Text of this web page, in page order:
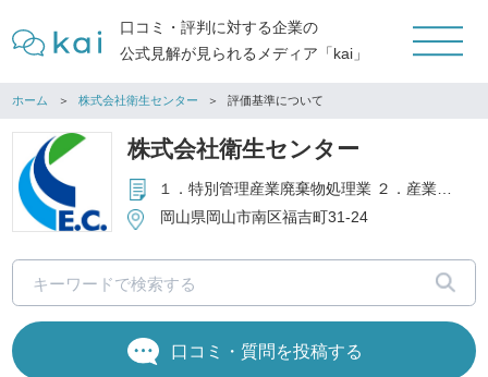
口コミ・評判に対する企業の
公式見解が見られるメディア「kai」
ホーム 株式会社衛生センター 評価基準について
株式会社衛生センター
１．特別管理産業廃棄物処理業 ２．産業廃棄物処理業 ３．前各号に附帯する一切の業務
岡山県岡山市南区福吉町31-24
口コミ・質問を投稿する